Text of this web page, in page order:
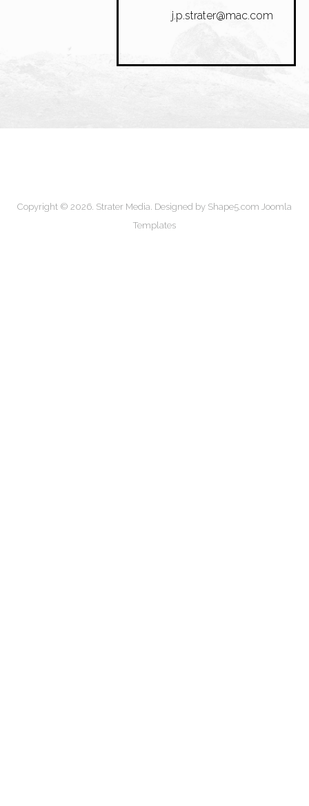
j.p.strater@mac.com
Copyright © 2026. Strater Media. Designed by Shape5.com Joomla
Templates